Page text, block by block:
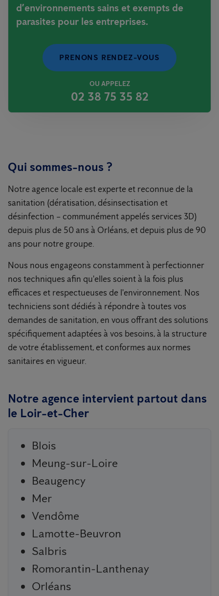
d’environnements sains et exempts de
parasites pour les entreprises.
PRENONS RENDEZ-VOUS
OU APPELEZ
02 38 75 35 82
Qui sommes-nous ?
Notre agence locale est experte et reconnue de la
sanitation (dératisation, désinsectisation et
désinfection – communément appelés services 3D)
depuis plus de 50 ans à Orléans, et depuis plus de 90
ans pour notre groupe.
Nous nous engageons constamment à perfectionner
nos techniques afin qu'elles soient à la fois plus
efficaces et respectueuses de l'environnement. Nos
techniciens sont dédiés à répondre à toutes vos
demandes de sanitation, en vous offrant des solutions
spécifiquement adaptées à vos besoins, à la structure
de votre établissement, et conformes aux normes
sanitaires en vigueur.
Notre agence intervient partout dans
le Loir-et-Cher
Blois
Meung-sur-Loire
Beaugency
Mer
Vendôme
Lamotte-Beuvron
Salbris
Romorantin-Lanthenay
Orléans